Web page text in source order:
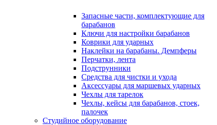
Запасные части, комплектующие для
барабанов
Ключи для настройки барабанов
Коврики для ударных
Наклейки на барабаны. Демпферы
Перчатки, лента
Подструнники
Средства для чистки и ухода
Аксессуары для маршевых ударных
Чехлы для тарелок
Чехлы, кейсы для барабанов, стоек,
палочек
Студийное оборудование